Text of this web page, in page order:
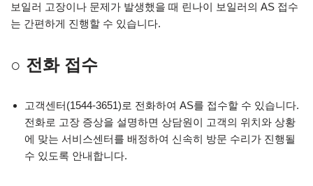
보일러 고장이나 문제가 발생했을 때 린나이 보일러의 AS 접수
는 간편하게 진행할 수 있습니다.
○ 전화 접수
고객센터(1544-3651)로 전화하여 AS를 접수할 수 있습니다.
전화로 고장 증상을 설명하면 상담원이 고객의 위치와 상황
에 맞는 서비스센터를 배정하여 신속히 방문 수리가 진행될
수 있도록 안내합니다.